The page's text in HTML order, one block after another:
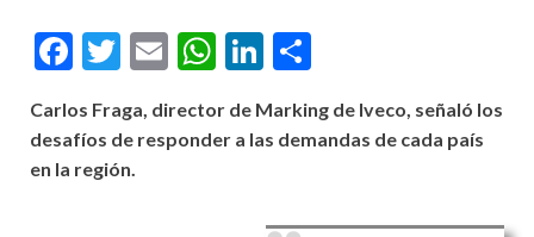
Facebook
Twitter
EmailWhatsApp
LinkedIn
Carlos Fraga, director de Marking de Iveco, señaló los
desafíos de responder a las demandas de cada país
en la región.